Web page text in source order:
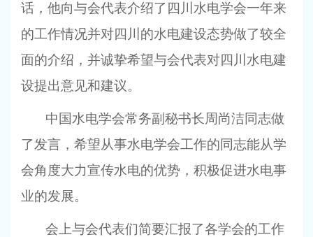
话，他向与会代表介绍了四川水电学会一年来
的工作情况并对四川的水电建设态势做了较全
面的介绍，并诚挚希望与会代表对四川水电建
设提出意见和建议。
中国水电学会常务副秘书长周尚洁同志做
了发言，希望从事水电学会工作的同志能从学
会角度大力宣传水电的优势，积极促进水电事
业的发展。
会上与会代表们简要汇报了各学会的工作